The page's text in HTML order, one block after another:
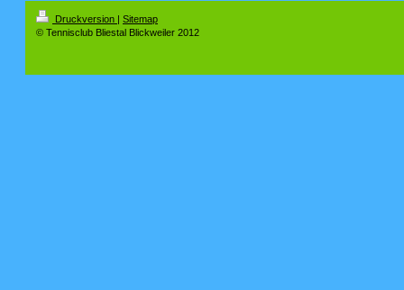
Druckversion | Sitemap
© Tennisclub Bliestal Blickweiler 2012